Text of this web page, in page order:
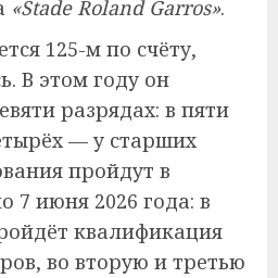
«Stade Roland Garros».
125-м по счёту,
В этом году он
разрядах: в пяти
— у старших
пройдут в
7 июня 2026 года: в
квалификация
во вторую и третью